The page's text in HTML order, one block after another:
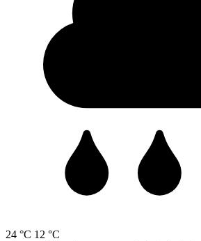
24 °C 12 °C